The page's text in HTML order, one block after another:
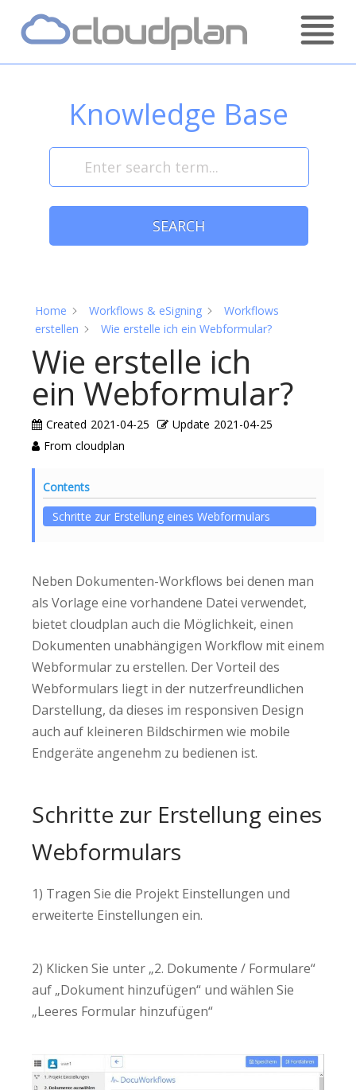
content
Home
Knowledge Base
SEARCH
Home Workflows & eSigning
Workflows
erstellen
Wie erstelle ich ein Webformular?
Wie erstelle ich
ein Webformular?
Created 2021-04-25 Update 2021-04-25
From cloudplan
Contents
Schritte zur Erstellung eines Webformulars
Neben Dokumenten-Workflows bei denen man
als Vorlage eine vorhandene Datei verwendet,
bietet cloudplan auch die Möglichkeit, einen
Dokumenten unabhängigen Workflow mit einem
Webformular zu erstellen. Der Vorteil des
Webformulars liegt in der nutzerfreundlichen
Darstellung, da dieses im responsiven Design
auch auf kleineren Bildschirmen wie mobile
Endgeräte angenehm zu bedienen ist.
Schritte zur Erstellung eines
Webformulars
1) Tragen Sie die Projekt Einstellungen und
erweiterte Einstellungen ein.
2) Klicken Sie unter „2. Dokumente / Formulare“
auf „Dokument hinzufügen“ und wählen Sie
„Leeres Formular hinzufügen“